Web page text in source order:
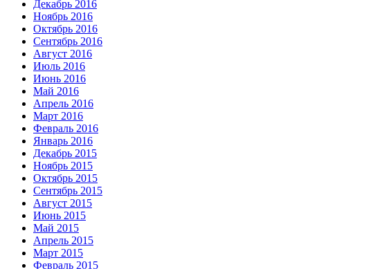
Декабрь 2016
Ноябрь 2016
Октябрь 2016
Сентябрь 2016
Август 2016
Июль 2016
Июнь 2016
Май 2016
Апрель 2016
Март 2016
Февраль 2016
Январь 2016
Декабрь 2015
Ноябрь 2015
Октябрь 2015
Сентябрь 2015
Август 2015
Июнь 2015
Май 2015
Апрель 2015
Март 2015
Февраль 2015